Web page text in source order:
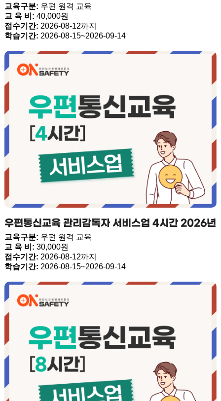
교육구분: 우편 원격 교육
교 육 비: 40,000원
접수기간: 2026-08-12까지
학습기간: 2026-08-15~2026-09-14
우편통신교육 관리감독자 서비스업 4시간 2026년
교육구분: 우편 원격 교육
교 육 비: 30,000원
접수기간: 2026-08-12까지
학습기간: 2026-08-15~2026-09-14